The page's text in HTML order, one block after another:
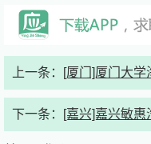
研深度合作。围绕心衰
工、医用传感、电子信
徽大学等共建实践基地
为进一步夯实公司核心
上一条： [厦门]厦门大
下一条： [嘉兴]嘉兴敏惠